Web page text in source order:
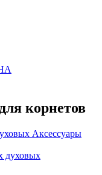
корнетов
Аксессуары